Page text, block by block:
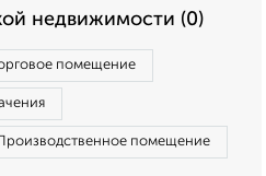
недвижимости (0)
помещение
помещение